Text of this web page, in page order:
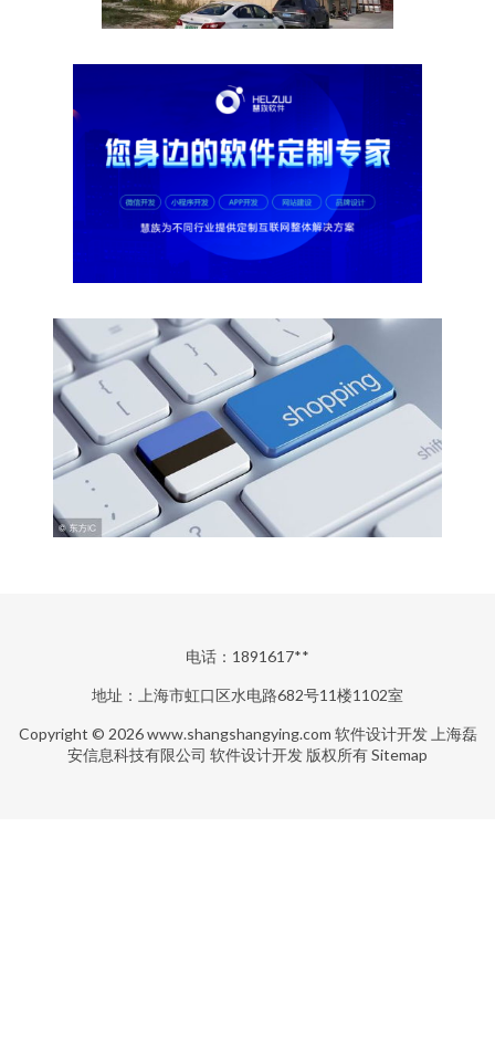
电话：1891617**
地址：上海市虹口区水电路682号11楼1102室
Copyright © 2026www.shangshangying.com 软件设计开发 上海磊
安信息科技有限公司 软件设计开发 版权所有Sitemap